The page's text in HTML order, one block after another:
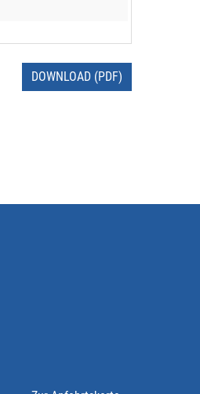
DOWNLOAD (PDF)